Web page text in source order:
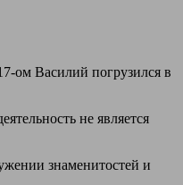
ом Василий погрузился в
не является
знаменитостей и